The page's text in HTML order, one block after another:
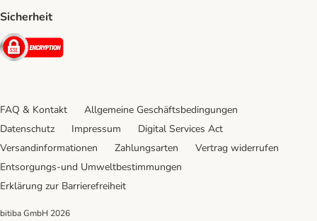
Sicherheit
Security
FAQ & Kontakt
Allgemeine Geschäftsbedingungen
Datenschutz
Impressum
Digital Services Act
Versandinformationen
Zahlungsarten
Vertrag widerrufen
Entsorgungs-und Umweltbestimmungen
Erklärung zur Barrierefreiheit
bitiba GmbH 2026